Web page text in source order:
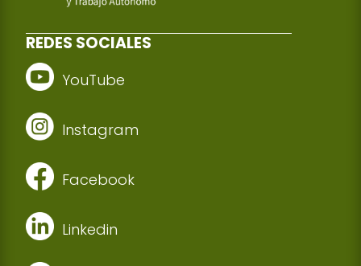
REDES SOCIALES
YouTube
Instagram
Facebook
Linkedin